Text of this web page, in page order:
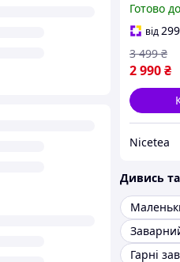
мл зі
для чаю
Готово
від299
2 990₴
3 499 ₴
Nicetea
Дивись